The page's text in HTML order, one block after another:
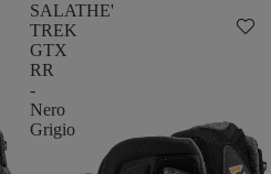
SALATHE'
TREK
GTX
RR
-
Nero
Grigio